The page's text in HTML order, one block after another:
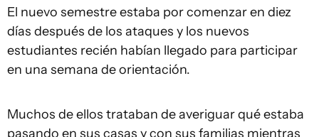
El nuevo semestre estaba por comenzar en diez
días después de los ataques y los nuevos
estudiantes recién habían llegado para participar
en una semana de orientación.
Muchos de ellos trataban de averiguar qué estaba
pasando en sus casas y con sus familias mientras